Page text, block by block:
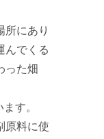
所にあり
んでくる
った畑
す。
原料に使